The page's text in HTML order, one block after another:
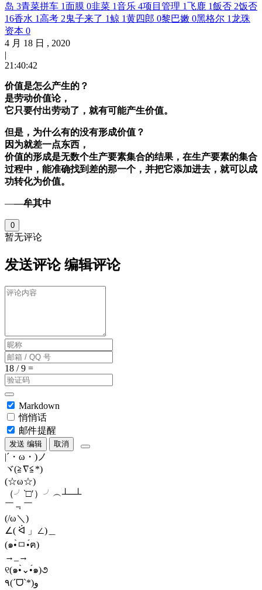
岛 3青菜拼车 1面膜 0韭菜 1音乐 4项目管理 1飞鹿 1飯否 2饭否
16香水 1高考 2鬼子来了 1鲸 1黄四郎 0黎巴嫩 0黑格尔 1龙珠
资本 0
4 月 18 日 , 2020
|
21:40:42
价值是怎么产生的？
是劳动价值论，
它只要付出劳动了，就有可能产生价值。
但是，为什么有的没有形成价值？
因为就差一点东西，
价值的形成是无数个生产要素集合的结果，在生产要素的集合
过程中，能准确找到差的那一个，并把它添加进去，就可以成
功转化为价值。
——牟其中 ​
0
暂无评论
发送评论 编辑评论
Markdown
悄悄话
邮件提醒
发送 编辑 取消
|´・ω・)ノ
ヾ(≧∇≦*)ゝ
(☆ω☆)
（╯‵□′）╯︵┴─┴
￣﹃￣
(/ω＼)
∠( ᐛ 」∠)＿
(๑•̀ㅁ•́ฅ)
→_→
୧(๑•̀⌄•́๑)૭
٩(ˊᗜˋ*)و